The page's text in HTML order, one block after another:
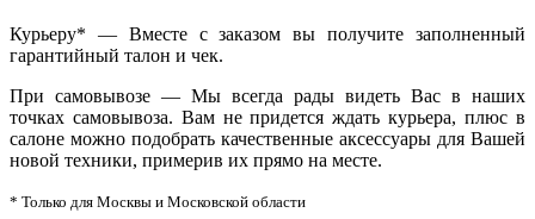
Курьеру* — Вместе с заказом вы получите заполненный
гарантийный талон и чек.
При самовывозе — Мы всегда рады видеть Вас в наших
точках самовывоза. Вам не придется ждать курьера, плюс в
салоне можно подобрать качественные аксессуары для Вашей
новой техники, примерив их прямо на месте.
* Только для Москвы и Московской области